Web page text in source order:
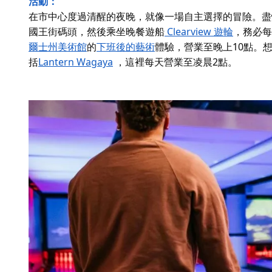
在市中心度過清醒的夜晚，就像一場自主選擇的冒險。
國王街碼頭，然後乘坐晚餐遊船 Clearview 遊輪 ，務必
爾士州美術館的下班後的藝術體驗，營業至晚上10點。
括Lantern Wagaya ，這裡每天營業至凌晨2點。